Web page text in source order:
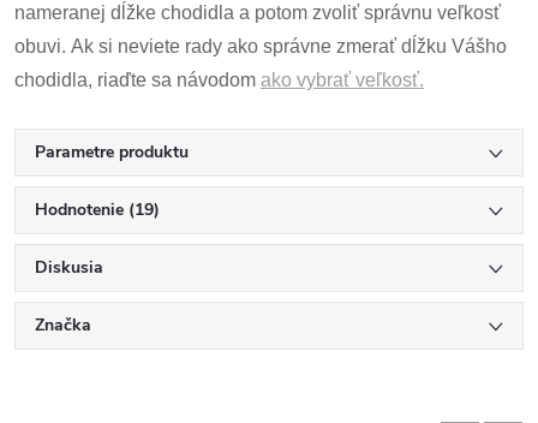
nameranej dĺžke chodidla a potom zvoliť správnu veľkosť
obuvi. Ak si neviete rady ako správne zmerať dĺžku Vášho
chodidla, riaďte sa návodom ako vybrať veľkosť.
Parametre produktu
Hodnotenie (19)
Diskusia
Značka